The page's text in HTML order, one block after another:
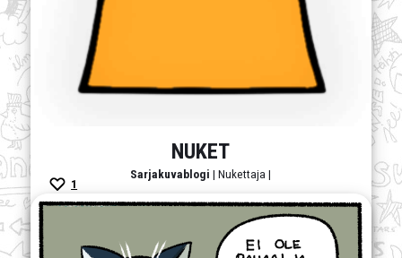
NUKET
Sarjakuvablogi | Nukettaja |
1
Strippisarja nukke-elämästä laajan keinotekoishenkilögallerian
esittämänä.